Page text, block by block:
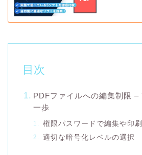
目次
PDFファイルへの編集制限 –
一歩
権限パスワードで編集や印
適切な暗号化レベルの選択